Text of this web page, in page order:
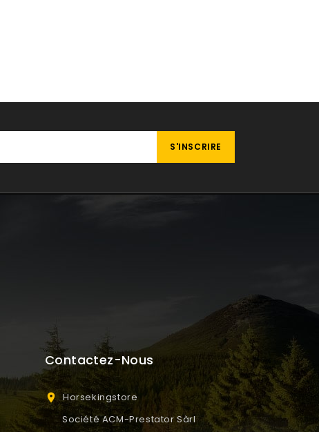
Contactez-Nous
 Horsekingstore
Société ACM-Prestator Sàrl